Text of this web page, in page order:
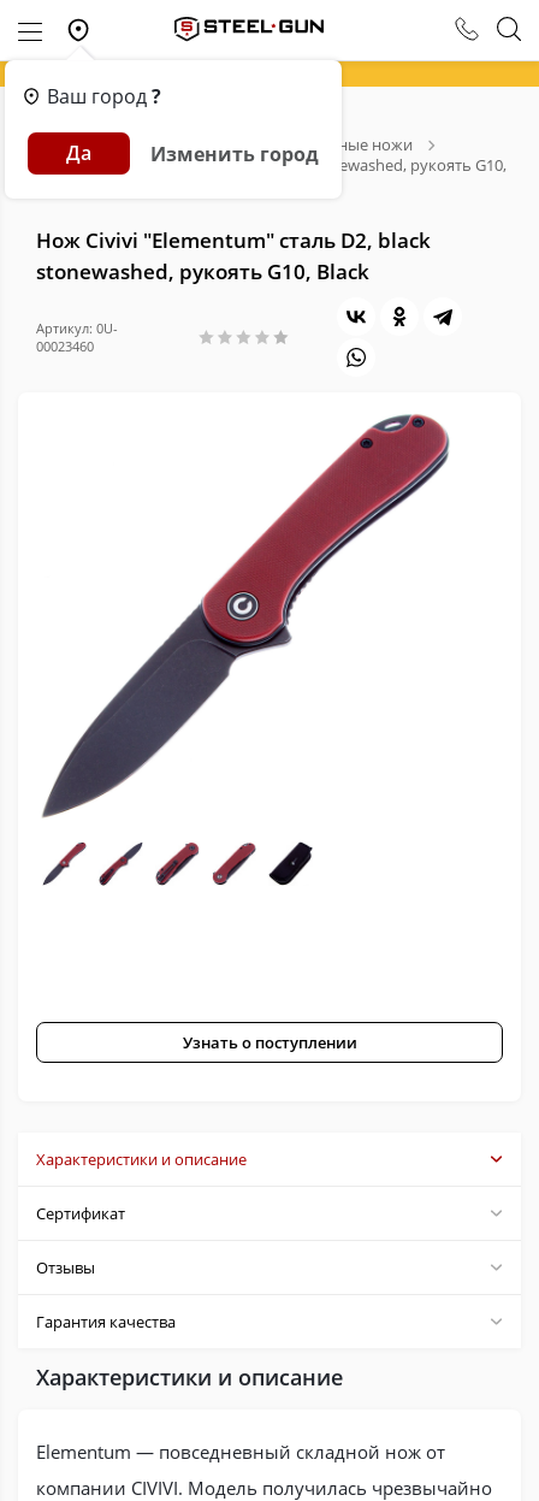
Ваш город?
Да Изменить город
Главная Каталог
Складные ножи
Нож Civivi "Elementum" сталь D2, black stonewashed, рукоять G10,
Нож Civivi "Elementum" сталь D2, black
stonewashed, рукоять G10, Black
Артикул: 0U-
00023460
Узнать о поступлении
Характеристики и описание
Сертификат
Отзывы
Гарантия качества
Характеристики и описание
Elementum — повседневный складной нож от
компании CIVIVI. Модель получилась чрезвычайно